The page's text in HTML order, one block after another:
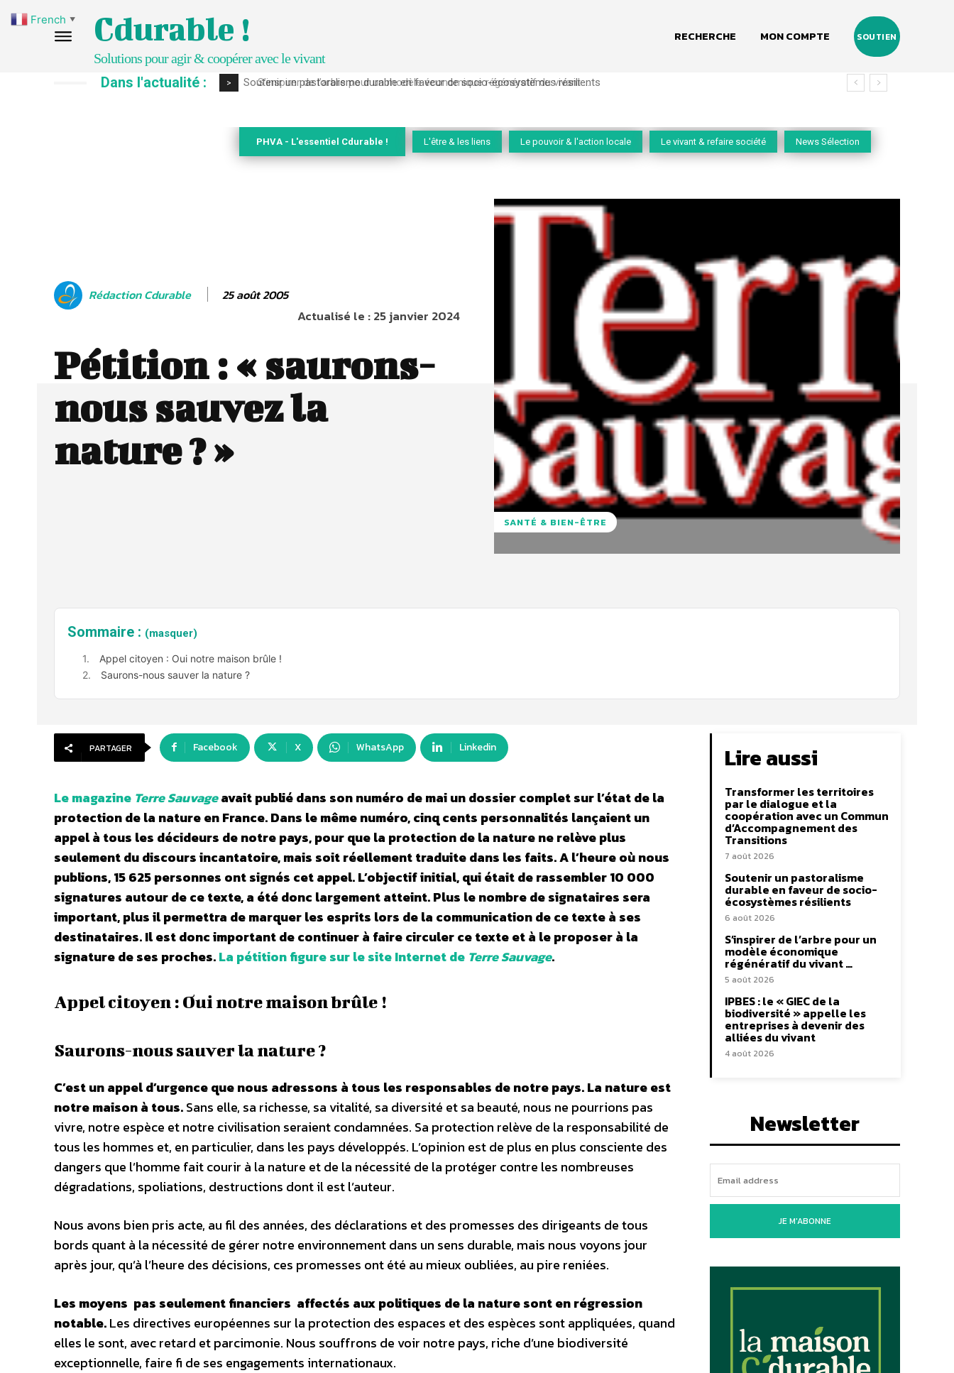
Cdurable !
Solutions pour agir & coopérer avec le vivant
RECHERCHE MON COMPTE SOUTIEN
Dans l'actualité : > S’inspirer de l’arbre pour un modèle économique régénératif du vivant …
PHVA - L'essentiel Cdurable ! L'être & les liens Le pouvoir & l'action locale Le vivant & refaire société News Sélection
Rédaction Cdurable 25 août 2005
Actualisé le :25 janvier 2024
Pétition : « saurons-
nous sauvez la
nature ? »
SANTÉ & BIEN-ÊTRE
Sommaire : (masquer)
Appel citoyen : Oui notre maison brûle !
Saurons-nous sauver la nature ?
PARTAGER Facebook X WhatsApp Linkedin
Le magazine Terre Sauvageavait publié dans son numéro de mai un dossier complet sur l’état de la
protection de la nature en France. Dans le même numéro, cinq cents personnalités lançaient un
appel à tous les décideurs de notre pays, pour que la protection de la nature ne relève plus
seulement du discours incantatoire, mais soit réellement traduite dans les faits. A l’heure où nous
publions, 15 625 personnes ont signés cet appel. L’objectif initial, qui était de rassembler 10 000
signatures autour de ce texte, a été donc largement atteint. Plus le nombre de signataires sera
important, plus il permettra de marquer les esprits lors de la communication de ce texte à ses
destinataires. Il est donc important de continuer à faire circuler ce texte et à le proposer à la
signature de ses proches.La pétition figure sur le site Internet de Terre Sauvage.
Appel citoyen : Oui notre maison brûle !
Saurons-nous sauver la nature ?
C’est un appel d’urgence que nous adressons à tous les responsables de notre pays. La nature est
notre maison à tous.Sans elle, sa richesse, sa vitalité, sa diversité et sa beauté, nous ne pourrions pas
vivre, notre espèce et notre civilisation seraient condamnées. Sa protection relève de la responsabilité de
tous les hommes et, en particulier, dans les pays développés. L’opinion est de plus en plus consciente des
dangers que l’homme fait courir à la nature et de la nécessité de la protéger contre les nombreuses
dégradations, spoliations, destructions dont il est l’auteur.
Nous avons bien pris acte, au fil des années, des déclarations et des promesses des dirigeants de tous
bords quant à la nécessité de gérer notre environnement dans un sens durable, mais nous voyons jour
après jour, qu’à l’heure des décisions, ces promesses ont été au mieux oubliées, au pire reniées.
Les moyens ­ pas seulement financiers ­ affectés aux politiques de la nature sont en régression
notable.Les directives européennes sur la protection des espaces et des espèces sont appliquées, quand
elles le sont, avec retard et parcimonie. Nous souffrons de voir notre pays, riche d’une biodiversité
exceptionnelle, faire fi de ses engagements internationaux.
Lire aussi
Transformer les territoires
par le dialogue et la
coopération avec un Commun
d’Accompagnement des
Transitions
7 août 2026
Soutenir un pastoralisme
durable en faveur de socio-
écosystèmes résilients
6 août 2026
S’inspirer de l’arbre pour un
modèle économique
régénératif du vivant …
5 août 2026
IPBES : le « GIEC de la
biodiversité » appelle les
entreprises à devenir des
alliées du vivant
4 août 2026
Newsletter
JE M'ABONNE
French ▼